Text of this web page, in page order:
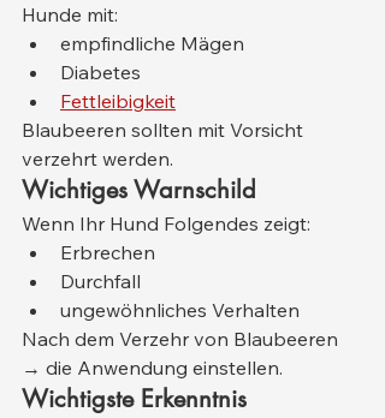
Hunde mit:
empfindliche Mägen
Diabetes
Fettleibigkeit
Blaubeeren sollten mit Vorsicht
verzehrt werden.
Wichtiges Warnschild
Wenn Ihr Hund Folgendes zeigt:
Erbrechen
Durchfall
ungewöhnliches Verhalten
Nach dem Verzehr von Blaubeeren
→ die Anwendung einstellen.
Wichtigste Erkenntnis